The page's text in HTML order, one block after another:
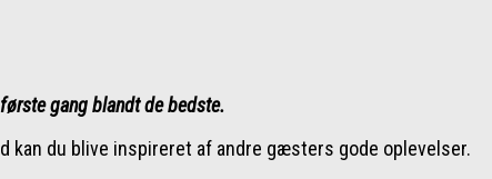
første gang blandt de bedste.
kan du blive inspireret af andre gæsters gode oplevelser.